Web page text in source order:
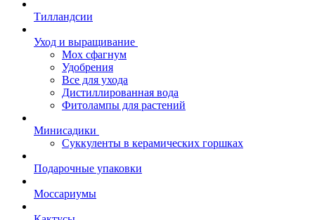
Тилландсии
Уход и выращивание
Мох сфагнум
Удобрения
Все для ухода
Дистиллированная вода
Фитолампы для растений
Минисадики
Суккуленты в керамических горшках
Подарочные упаковки
Моссариумы